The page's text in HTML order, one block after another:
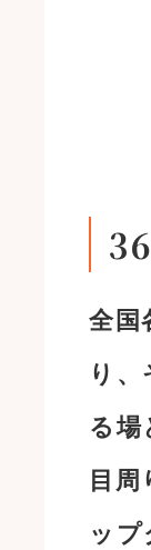
全国
り
る場
目
ップ